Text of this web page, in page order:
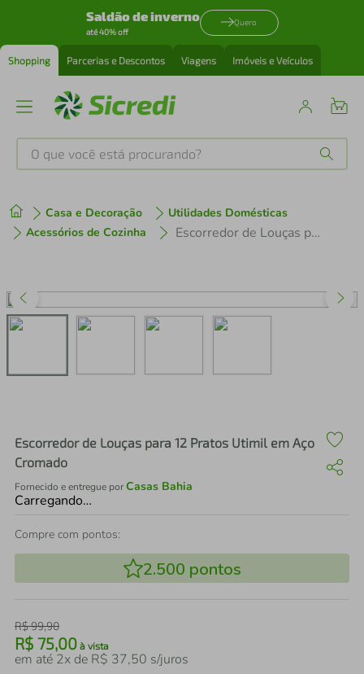
Saldão de inverno
até 40% off
Quero
Shopping Parcerias e Descontos Viagens Imóveis e Veículos
O que você está procurando?
Casa e Decoração
Utilidades Domésticas
Acessórios de Cozinha
Escorredor de Louças para 12 Pratos Utimil em Aço Cromado
Escorredor de Louças para 12 Pratos Utimil em Aço
Cromado
Fornecido e entregue porCasas Bahia
Carregando…
Compre com pontos:
2.500 pontos
R$99,90
R$ 75,00 à vista
em até 2x de R$ 37,50 s/juros
1º tenis
3º perfume